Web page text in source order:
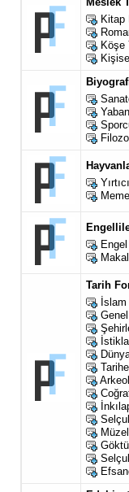
Kitap
Köşe
Tarih